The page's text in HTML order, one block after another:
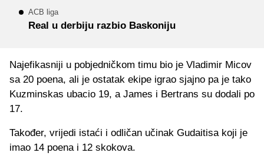
ACB liga
Real u derbiju razbio Baskoniju
Najefikasniji u pobjedničkom timu bio je Vladimir Micov
sa 20 poena, ali je ostatak ekipe igrao sjajno pa je tako
Kuzminskas ubacio 19, a James i Bertrans su dodali po
17.
Također, vrijedi istaći i odličan učinak Gudaitisa koji je
imao 14 poena i 12 skokova.